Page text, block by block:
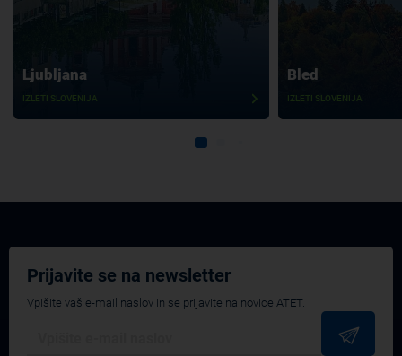
Ljubljana
IZLETI SLOVENIJA
Bled
IZLETI SLOVENIJA
Prijavite se na newsletter
Vpišite vaš e-mail naslov in se prijavite na novice ATET.